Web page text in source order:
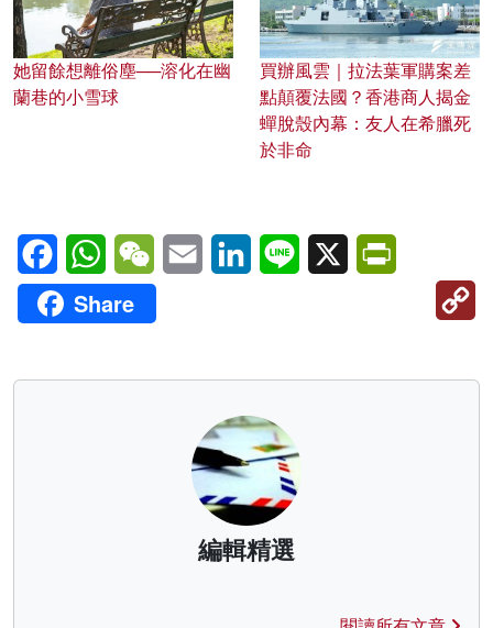
她留餘想離俗塵──溶化在幽
蘭巷的小雪球
買辦風雲｜拉法葉軍購案差
點顛覆法國？香港商人揭金
蟬脫殼內幕：友人在希臘死
於非命
FacebookWhatsAppWeChatEmail LinkedInLine X
Share
編輯精選